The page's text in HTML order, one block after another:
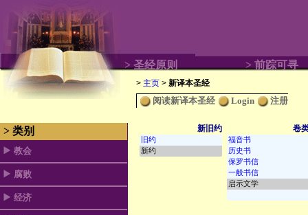
> 圣经原则 > 前踪可寻
> 主页 > 新译本圣经
阅读新译本圣经 Login 注册
> 类别
教会
腐败
经济
新旧约 卷